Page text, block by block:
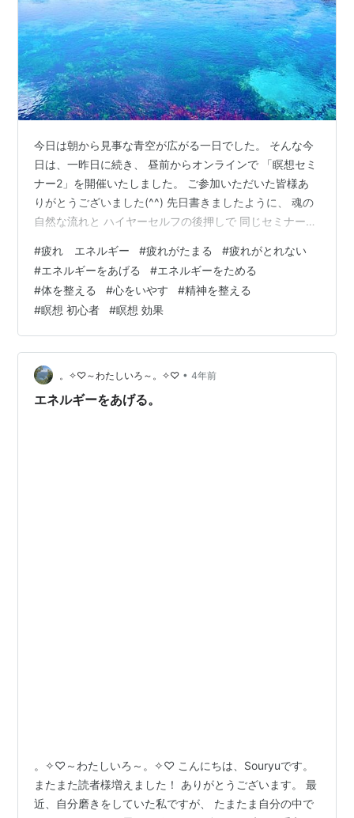
今日は朝から見事な青空が広がる一日でした。 そんな今
日は、一昨日に続き、 昼前からオンラインで 「瞑想セミ
ナー2」を開催いたしました。 ご参加いただいた皆様あ
りがとうございました(^^) 先日書きましたように、 魂の
自然な流れと ハイヤーセルフの後押しで 同じセミナーを
い人がいるのかしら？と思いつつ、 でもリクエストをい
ただいたことがきっかけとなり、 開催してみましたら満
席で、 自分でも本当にビックリの流れで今日の開催とな
りました。 つくづく、思考による計算なんていらないな
ぁと 実感する流れでした(^^) そんな今日の「瞑想セミナ
ー2」では、…
#疲れ エネルギー #疲れがたまる #疲れがとれない
#エネルギーをあげる #エネルギーをためる
#体を整える #心をいやす #精神を整える
#瞑想 初心者 #瞑想 効果
。✧♡～わたしいろ～。✧♡ • 4年前
エネルギーをあげる。
。✧♡～わたしいろ～。✧♡ こんにちは、Souryuです。
またまた読者様増えました！ ありがとうございます。 最
近、自分磨きをしていた私ですが、 たまたま自分の中で